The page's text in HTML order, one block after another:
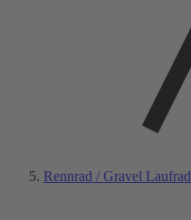
Rennrad / Gravel Laufrad